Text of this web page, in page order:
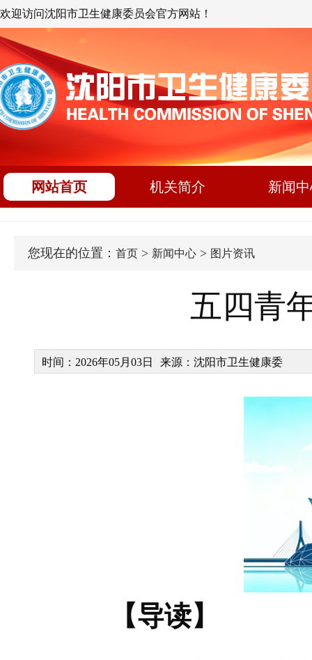
欢迎访问沈阳市卫生健康委员会官方网站！
网站首页 机关简介 新闻
您现在的位置： 首页 > 新闻中心 > 图片资讯
五四青
时间：2026年05月03日 来源：沈阳市卫生健康委
【导读】